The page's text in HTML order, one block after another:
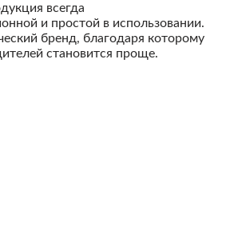
всегда
и простой в использовании.
бренд, благодаря которому
становится проще.